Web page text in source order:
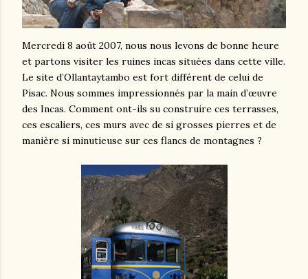
Mercredi 8 août 2007, nous nous levons de bonne heure
et partons visiter les ruines incas situées dans cette ville.
Le site d’Ollantaytambo est fort différent de celui de
Pisac. Nous sommes impressionnés par la main d’œuvre
des Incas. Comment ont-ils su construire ces terrasses,
ces escaliers, ces murs avec de si grosses pierres et de
manière si minutieuse sur ces flancs de montagnes ?